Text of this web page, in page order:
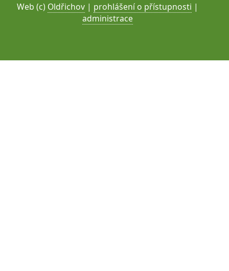
Web (c) Oldřichov | prohlášení o přístupnosti |
administrace